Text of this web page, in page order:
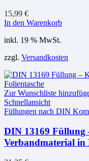
15,99 €
In den Warenkorb
inkl. 19 % MwSt.
zzgl. Versandkosten
Zur Wunschliste
Schnellansicht
Füllungen nach DIN
DIN 13169 Füllung
Verbandmaterial in